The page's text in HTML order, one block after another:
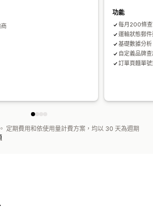
功能
每月200條
運輸狀態郵
基礎數據分析
自定義品牌
訂單頁麵單
定期費用和依使用量計費方案，均以 30 天為週期